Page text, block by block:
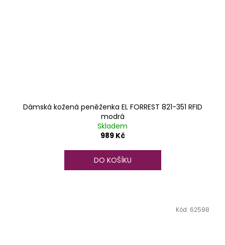
Dámská kožená peněženka EL FORREST 821-351 RFID
modrá
Skladem
989 Kč
DO KOŠÍKU
Kód: 62598